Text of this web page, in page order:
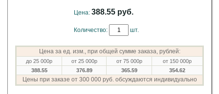
Цена: 388.55 руб.
Количество: шт.
Цена за ед. изм., при общей сумме заказа, рублей:
до 25 000р от 25 000р от 75 000р
от 150 000р
388.55
376.89 365.59 354.62
Цены при заказе от 300 000 руб. обсуждаются индивидуально